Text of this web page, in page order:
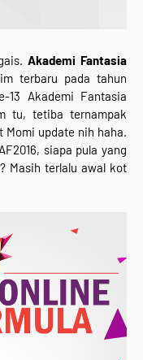
Akademi Fantasia
terbaru pada tahun
13 Akademi Fantasia
tu, tetiba ternampak
Momi update nih haha.
siapa pula yang
Masih terlalu awal kot